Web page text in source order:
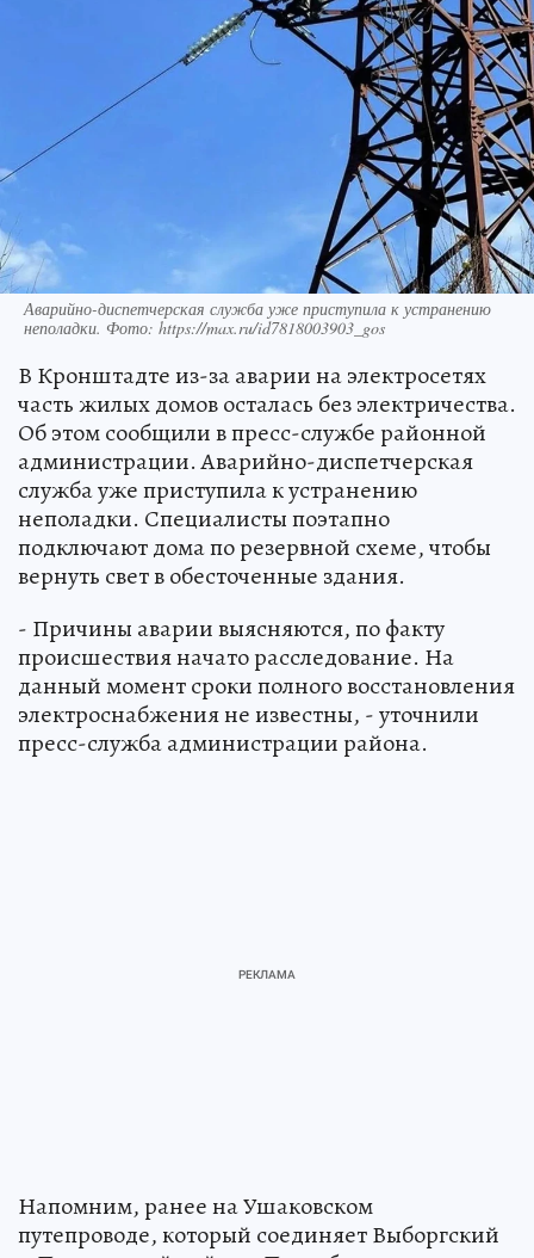
Аварийно-диспетчерская служба уже приступила к устранению
неполадки. Фото: https://max.ru/id7818003903_gos
В Кронштадте из-за аварии на электросетях
часть жилых домов осталась без электричества.
Об этом сообщили в пресс-службе районной
администрации. Аварийно-диспетчерская
служба уже приступила к устранению
неполадки. Специалисты поэтапно
подключают дома по резервной схеме, чтобы
вернуть свет в обесточенные здания.
- Причины аварии выясняются, по факту
происшествия начато расследование. На
данный момент сроки полного восстановления
электроснабжения не известны, - уточнили
пресс-служба администрации района.
Напомним, ранее на Ушаковском
путепроводе, который соединяет Выборгский